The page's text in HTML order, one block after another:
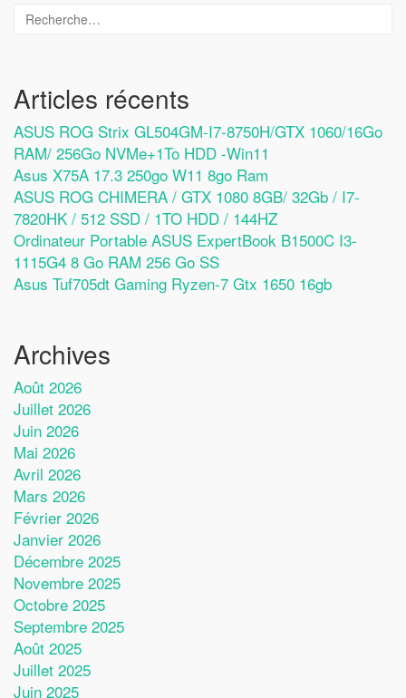
Articles récents
ASUS ROG Strix GL504GM-I7-8750H/GTX 1060/16Go
RAM/ 256Go NVMe+1To HDD -Win11
Asus X75A 17.3 250go W11 8go Ram
ASUS ROG CHIMERA / GTX 1080 8GB/ 32Gb / I7-
7820HK / 512 SSD / 1TO HDD / 144HZ
Ordinateur Portable ASUS ExpertBook B1500C I3-
1115G4 8 Go RAM 256 Go SS
Asus Tuf705dt Gaming Ryzen-7 Gtx 1650 16gb
Archives
Août 2026
Juillet 2026
Juin 2026
Mai 2026
Avril 2026
Mars 2026
Février 2026
Janvier 2026
Décembre 2025
Novembre 2025
Octobre 2025
Septembre 2025
Août 2025
Juillet 2025
Juin 2025